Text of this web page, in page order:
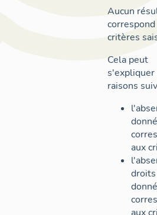
Aucun
correspond
critères
Cela peut
s'expliquer
raisons
aux